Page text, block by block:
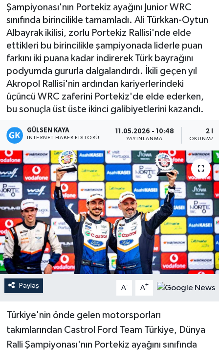
Şampiyonası'nın Portekiz ayağını Junior WRC
sınıfında birincilikle tamamladı. Ali Türkkan-Oytun
Albayrak ikilisi, zorlu Portekiz Rallisi'nde elde
ettikleri bu birincilikle şampiyonada liderle puan
farkını iki puana kadar indirerek Türk bayrağını
podyumda gururla dalgalandırdı. İkili geçen yıl
Akropol Rallisi'nin ardından kariyerlerindeki
üçüncü WRC zaferini Portekiz'de elde ederken,
bu sonuçla üst üste ikinci galibiyetlerini kazandı.
GÜLSEN KAYA
İNTERNET HABER EDITÖRÜ
11.05.2026 - 10:48
YAYINLANMA
2
OKUNMA
Paylaş A- A+
Türkiye'nin önde gelen motorsporları
takımlarından Castrol Ford Team Türkiye, Dünya
Ralli Şampiyonası'nın Portekiz ayağını sınıfında
Magazin
Mersin
Mersin Tarihi
Özel Haber
Politika
Resmi İlan
Sağlık
Spor
Sürmanşet
Teknoloji
Yaşam